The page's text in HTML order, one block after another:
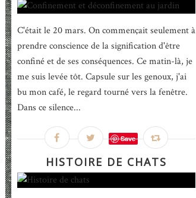
C'était le 20 mars. On commençait seulement à
prendre conscience de la signification d'être
confiné et de ses conséquences. Ce matin-là, je
me suis levée tôt. Capsule sur les genoux, j'ai
bu mon café, le regard tourné vers la fenêtre.
Dans ce silence...
Save
HISTOIRE DE CHATS